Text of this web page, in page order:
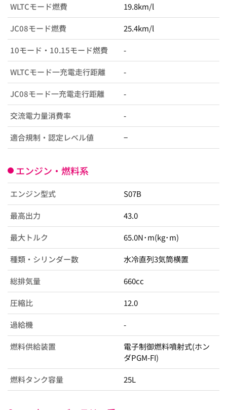
WLTCモード燃費 19.8km/l
JC08モード燃費 25.4km/l
10モード・10.15モード燃費 -
WLTCモード一充電走行距離 -
JC08モード一充電走行距離 -
交流電力量消費率 -
適合規制・認定レベル値 −
エンジン・燃料系
エンジン型式 S07B
最高出力 43.0
最大トルク 65.0N･m(kg･m)
種類・シリンダー数 水冷直列3気筒横置
総排気量 660cc
圧縮比 12.0
過給機 -
燃料供給装置
電子制御燃料噴射式(ホン
ダPGM-FI)
燃料タンク容量 25L